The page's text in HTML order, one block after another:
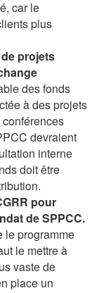
car le
plus
projets
des fonds
à des projets
conférences
devraient
interne
doit être
pour
de SPPCC.
le programme
le mettre à
vaste de
place un